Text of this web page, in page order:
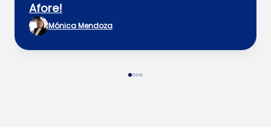
Afore!
Mónica Mendoza